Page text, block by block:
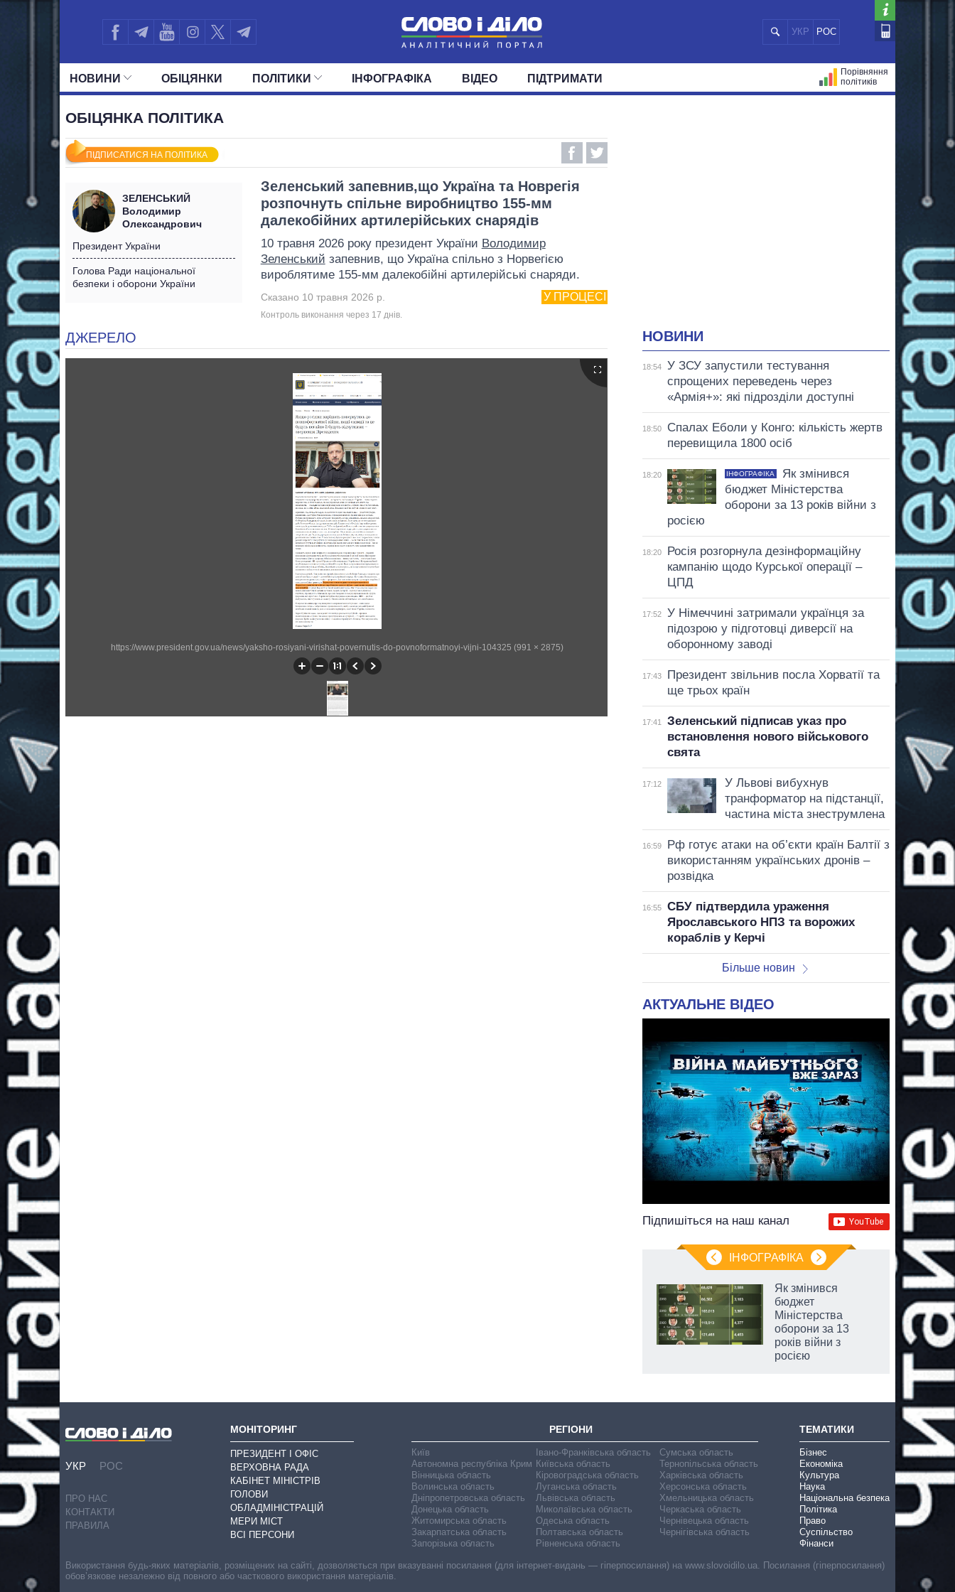
УКР РОС
НОВИНИ
СВІТ
ОБIЦЯНКИ ПОЛIТИКИ
ОКРУГИ
ІНФОГРАФІКА ВІДЕО ПІДТРИМАТИ
Порівняння
політиків
ОБІЦЯНКА ПОЛІТИКА
ПІДПИСАТИСЯ НА ПОЛІТИКА
ЗЕЛЕНСЬКИЙ
Володимир
Олександрович
Президент України
Голова Ради національної
безпеки і оборони України
Зеленський запевнив,що Україна та Новрегія
розпочнуть спільне виробництво 155-мм
далекобійних артилерійських снарядів
10 травня 2026 року президент України Володимир
Зеленський запевнив, що Україна спільно з Норвегією
вироблятиме 155-мм далекобійні артилерійські снаряди.
У ПРОЦЕСІ
Сказано 10 травня 2026 р.
Контроль виконання через 17 днiв.
ДЖЕРЕЛО
https://www.president.gov.ua/news/yaksho-rosiyani-virishat-povernutis-do-povnoformatnoyi-vijni-104325 (991 × 2875)
НОВИНИ
18:54
У ЗСУ запустили тестування
спрощених переведень через
«Армія+»: які підрозділи доступні
18:50
Спалах Еболи у Конго: кількість жертв
перевищила 1800 осіб
18:20 ІНФОГРАФІКА
Як змінився
бюджет Міністерства
оборони за 13 років війни з
росією
18:20
Росія розгорнула дезінформаційну
кампанію щодо Курської операції –
ЦПД
17:52
У Німеччині затримали українця за
підозрою у підготовці диверсії на
оборонному заводі
17:43
Президент звільнив посла Хорватії та
ще трьох країн
17:41
Зеленський підписав указ про
встановлення нового військового
свята
17:12
У Львові вибухнув
транформатор на підстанції,
частина міста знеструмлена
16:59
Рф готує атаки на об’єкти країн Балтії з
використанням українських дронів –
розвідка
16:55
СБУ підтвердила ураження
Ярославського НПЗ та ворожих
кораблів у Керчі
Більше новин
АКТУАЛЬНЕ ВІДЕО
Підпишіться на наш канал
ІНФОГРАФІКА
Як змінився
бюджет
Міністерства
оборони за 13
років війни з
росією
УКР РОС
ПРО НАС
КОНТАКТИ
ПРАВИЛА
МОНІТОРИНГ
ПРЕЗИДЕНТ І ОФІС
ВЕРХОВНА РАДА
КАБІНЕТ МІНІСТРІВ
ГОЛОВИ
ОБЛАДМІНІСТРАЦІЙ
МЕРИ МІСТ
ВСІ ПЕРСОНИ
РЕГІОНИ
Київ
Автономна республіка Крим
Вінницька область
Волинська область
Дніпропетровська область
Донецька область
Житомирська область
Закарпатська область
Запорізька область
Івано-Франківська область
Київська область
Кіровоградська область
Луганська область
Львівська область
Миколаївська область
Одеська область
Полтавська область
Рівненська область
Сумська область
Тернопільська область
Харківська область
Херсонська область
Хмельницька область
Черкаська область
Чернівецька область
Чернігівська область
ТЕМАТИКИ
Бізнес
Економіка
Культура
Наука
Національна безпека
Політика
Право
Суспільство
Фінанси
Використання будь-яких матеріалів, розміщених на сайті, дозволяється при вказуванні посилання (для інтернет-видань — гіперпосилання) на www.slovoidilo.ua. Посилання (гіперпосилання)
обов’язкове незалежно від повного або часткового використання матеріалів.